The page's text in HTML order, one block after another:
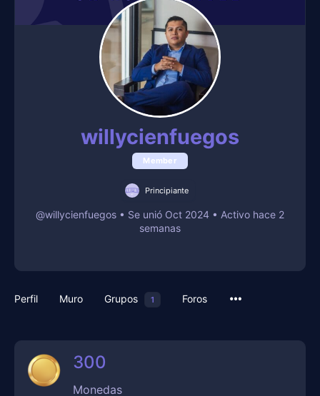
willycienfuegos
Member
Principiante
@willycienfuegos • Se unió Oct 2024 • Activo hace 2
semanas
Perfil Muro Grupos 1 Foros
300
Monedas